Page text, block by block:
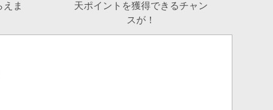
ま
天ポイントを獲得できるチャン
スが！